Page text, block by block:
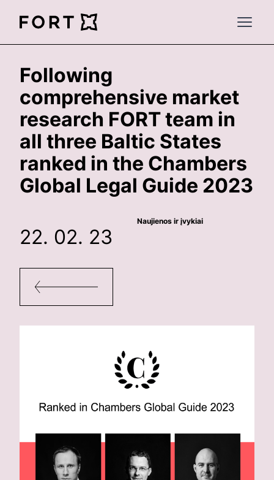
FortLegal
Open
Following
comprehensive market
research FORT team in
all three Baltic States
ranked in the Chambers
Global Legal Guide 2023
Naujienos ir įvykiai
22. 02. 23